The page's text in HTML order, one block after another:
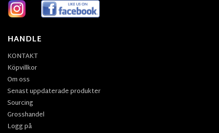
HANDLE
KONTAKT
Köpvillkor
Om oss
Senast uppdaterade produkter
Sourcing
Grosshandel
Logg på